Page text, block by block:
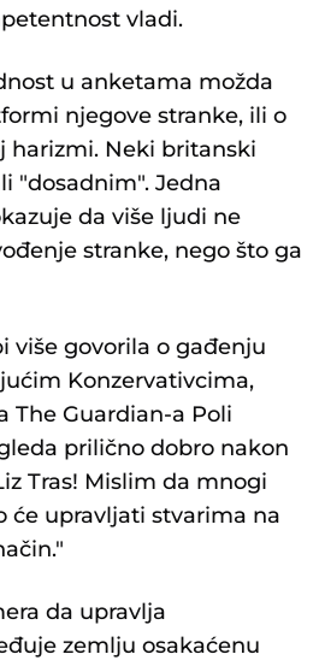
vladi.
u anketama možda
njegove stranke, ili o
harizmi. Neki britanski
"dosadnim". Jedna
da više ljudi ne
stranke, nego što ga
više govorila o gađenju
Konzervativcima,
The Guardian-a Poli
prilično dobro nakon
Tras! Mislim da mnogi
će upravljati stvarima na
da upravlja
zemlju osakaćenu